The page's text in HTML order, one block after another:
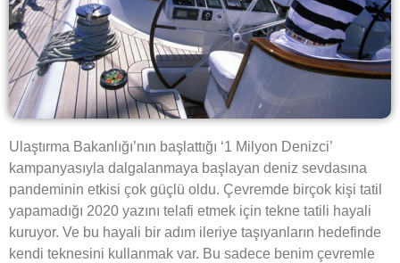
Ulaştırma Bakanlığı’nın başlattığı ‘1 Milyon Denizci’
kampanyasıyla dalgalanmaya başlayan deniz sevdasına
pandeminin etkisi çok güçlü oldu. Çevremde birçok kişi tatil
yapamadığı 2020 yazını telafi etmek için tekne tatili hayali
kuruyor. Ve bu hayali bir adım ileriye taşıyanların hedefinde
kendi teknesini kullanmak var. Bu sadece benim çevremle